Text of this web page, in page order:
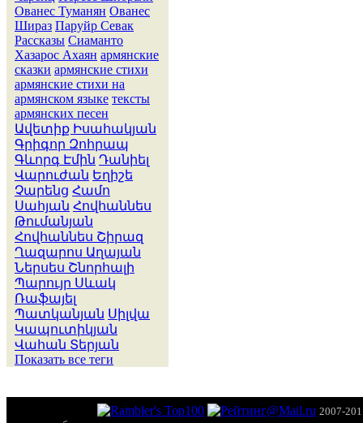
Ованес Туманян Ованес
Шираз Паруйр Севак
Рассказы Сиаманто
Хазарос Ахаян армянские
сказки армянские стихи
армянские стихи на
армянском языке тексты
армянских песен
Ավետիք Իսահակյան
Գրիգոր Զոհրապ
Գևորգ Էմին Դանիել
Վարուժան Եղիշե
Չարենց Համո
Սահյան Հովհաննես
Թումանյան
Հովհաննես Շիրազ
Ղազարոս Աղայան
Ներսես Շնորհալի
Պարույր Սևակ
Ռաֆայել
Պատկանյան Սիլվա
Կապուտիկյան
Վահան Տերյան
Показать все теги
2007-